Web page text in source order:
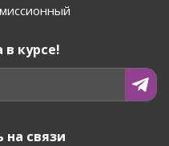
в курсе!
на связи